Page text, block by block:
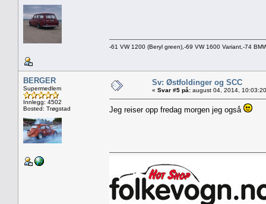
-61 VW 1200 (Beryl green),-69 VW 1600 Variant,-74
BERGER
Supermedlem
Innlegg: 4502
Bosted: Trøgstad
Sv: Østfoldinger og SCC
« Svar #5 på: august 04, 2014,
Jeg reiser opp fredag morgen jeg også